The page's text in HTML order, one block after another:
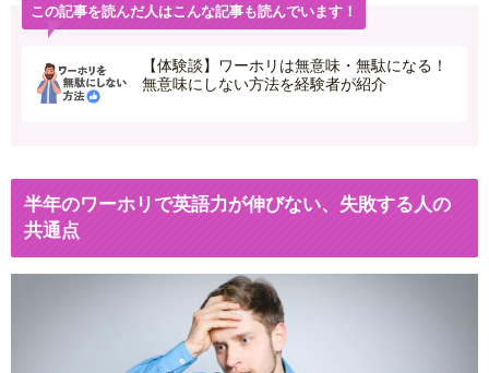
この記事を読んだ人はこんな記事も読んでいます！
【体験談】ワーホリは無意味・無駄になる！
無意味にしない方法を経験者が紹介
半年のワーホリで英語力が伸びない、失敗する人の
共通点